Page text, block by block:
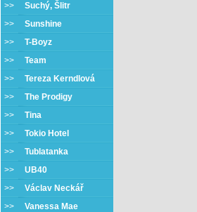
>> Suchý, Šlitr
>> Sunshine
>> T-Boyz
>> Team
>> Tereza Kerndlová
>> The Prodigy
>> Tina
>> Tokio Hotel
>> Tublatanka
>> UB40
>> Václav Neckář
>> Vanessa Mae